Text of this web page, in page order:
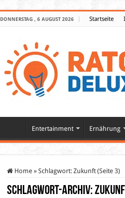
DONNERSTAG , 6 AUGUST 2026 Startseite
Entertainment Ernährung
Home » Schlagwort: Zukunft(Seite 3)
Schlagwort-Archiv: